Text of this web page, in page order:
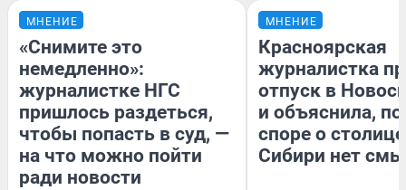
МНЕНИЕ
«Снимите это
немедленно»:
журналистке НГС
пришлось раздеться,
чтобы попасть в суд, —
на что можно пойти
ради новости
МНЕНИЕ
Красноярская
журналистка
отпуск в
и объяснила,
споре о столице
Сибири нет